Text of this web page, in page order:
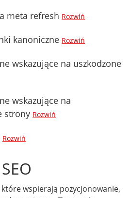
meta refresh Rozwiń
kanoniczne Rozwiń
wskazujące na uszkodzone
wskazujące na
strony Rozwiń
Rozwiń
wspierają pozycjonowanie,